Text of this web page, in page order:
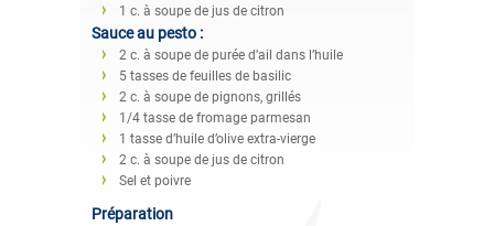
1 c. à soupe de jus de citron
Sauce au pesto :
2 c. à soupe de purée d’ail dans l’huile
5 tasses de feuilles de basilic
2 c. à soupe de pignons, grillés
1/4 tasse de fromage parmesan
1 tasse d’huile d’olive extra-vierge
2 c. à soupe de jus de citron
Sel et poivre
Préparation